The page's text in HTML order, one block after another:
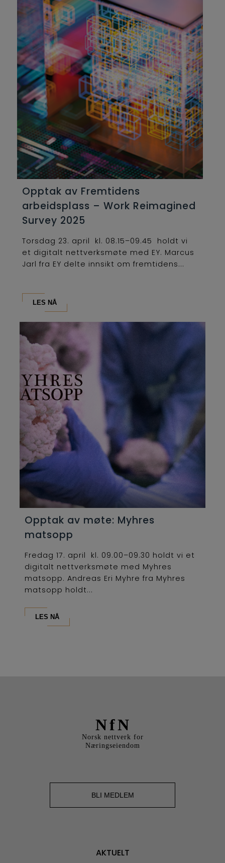
Opptak av Fremtidens
arbeidsplass – Work Reimagined
Survey 2025
Torsdag 23. april kl. 08.15–09.45 holdt vi
et digitalt nettverksmøte med EY. Marcus
Jarl fra EY delte innsikt om fremtidens...
LES NÅ
Opptak av møte: Myhres
matsopp
Fredag 17. april kl. 09.00–09.30 holdt vi et
digitalt nettverksmøte med Myhres
matsopp. Andreas Eri Myhre fra Myhres
matsopp holdt...
LES NÅ
NfN
Norsk nettverk for
Næringseiendom
BLI MEDLEM
AKTUELT